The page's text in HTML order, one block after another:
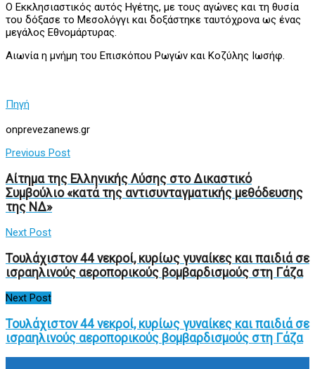
Ο Εκκλησιαστικός αυτός Ηγέτης, με τους αγώνες και τη θυσία
του δόξασε το Μεσολόγγι και δοξάστηκε ταυτόχρονα ως ένας
μεγάλος Εθνομάρτυρας.
Αιωνία η μνήμη του Επισκόπου Ρωγών και Κοζύλης Ιωσήφ.
Πηγή
onprevezanews.gr
Previous Post
Αίτημα της Ελληνικής Λύσης στο Δικαστικό
Συμβούλιο «κατά της αντισυνταγματικής μεθόδευσης
της ΝΔ»
Next Post
Τουλάχιστον 44 νεκροί, κυρίως γυναίκες και παιδιά σε
ισραηλινούς αεροπορικούς βομβαρδισμούς στη Γάζα
Next Post
Τουλάχιστον 44 νεκροί, κυρίως γυναίκες και παιδιά σε
ισραηλινούς αεροπορικούς βομβαρδισμούς στη Γάζα